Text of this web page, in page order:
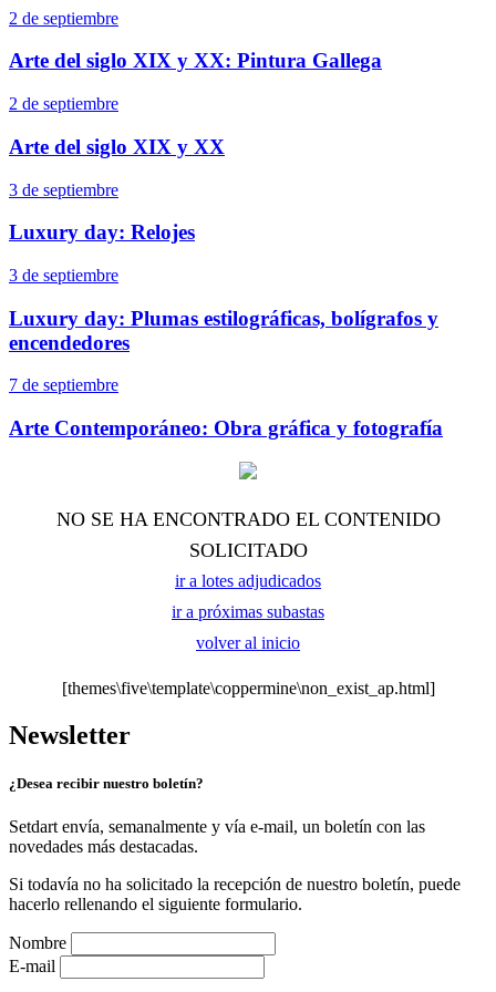
2 de septiembre
Arte del siglo XIX y XX: Pintura Gallega
2 de septiembre
Arte del siglo XIX y XX
3 de septiembre
Luxury day: Relojes
3 de septiembre
Luxury day: Plumas estilográficas, bolígrafos y
encendedores
7 de septiembre
Arte Contemporáneo: Obra gráfica y fotografía
NO SE HA ENCONTRADO EL CONTENIDO
SOLICITADO
ir a lotes adjudicados
ir a próximas subastas
volver al inicio
[themes\five\template\coppermine\non_exist_ap.html]
Newsletter
¿Desea recibir nuestro boletín?
Setdart envía, semanalmente y vía e-mail, un boletín con las
novedades más destacadas.
Si todavía no ha solicitado la recepción de nuestro boletín, puede
hacerlo rellenando el siguiente formulario.
Nombre
E-mail